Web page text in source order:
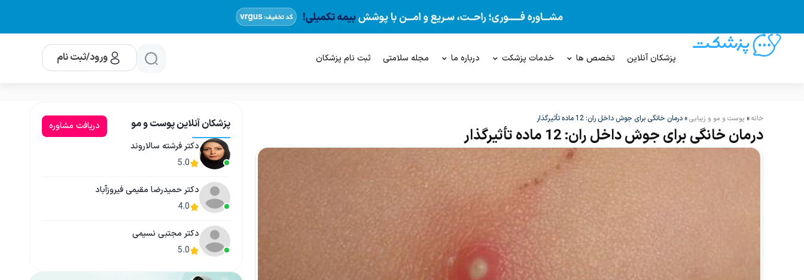
پزشکان آنلاین تخصص ها خدمات پزشکت درباره ما مجله سلامتی ثبت نام پزشکان ورود/ثبت نام
خانه» پوست و مو و زیبایی»درمان خانگی برای جوش داخل ران: 12 ماده تأثیرگذار
درمان خانگی برای جوش داخل ران: 12 ماده تأثیرگذار
پزشکان آنلاین پوست و مو
دریافت مشاوره
دکتر فرشته سالاروند
5.0
دکتر حمیدرضا مقیمی فیروزآباد
4.0
دکتر مجتبی نسیمی
5.0